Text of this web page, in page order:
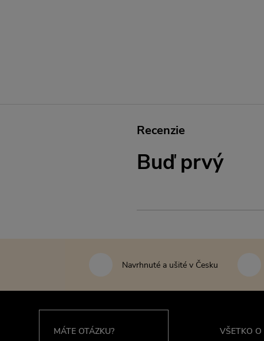
Recenzie
Buď prvý
Navrhnuté a ušité v Česku
MÁTE OTÁZKU? VŠETKO O